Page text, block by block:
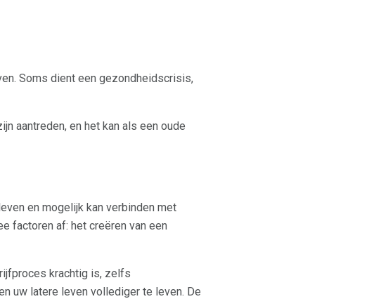
Soms dient een gezondheidscrisis,
aantreden, en het kan als een oude
en mogelijk kan verbinden met
factoren af: het creëren van een
krachtig is, zelfs
uw latere leven vollediger te leven. De